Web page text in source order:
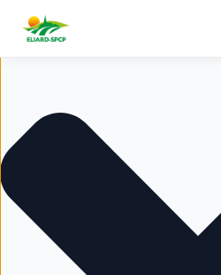
Gérer le consentement